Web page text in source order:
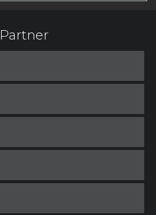
Partner